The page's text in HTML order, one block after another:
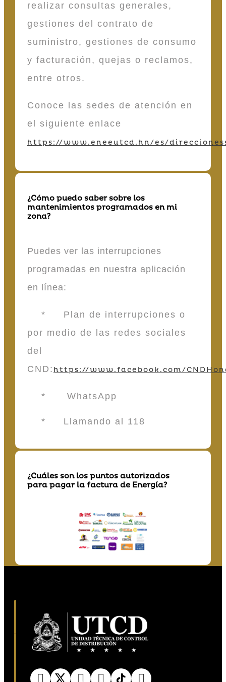
realizar consultas generales,
gestiones del contrato de
suministro, gestiones de consumo
y facturación, quejas o reclamos,
entre otros.
Conoce las sedes de atención en
el siguiente enlace
https://www.eneeutcd.hn/es/
¿Cómo puedo saber sobre los
mantenimientos programados en mi
zona?
Puedes ver las interrupciones
programadas en nuestra aplicación
en línea:
* Plan de interrupciones o
por medio de las redes sociales
del
CND: https://www.facebook.com/
* WhatsApp
* Llamando al 118
¿Cuáles son los puntos autorizados
para pagar la factura de Energía?